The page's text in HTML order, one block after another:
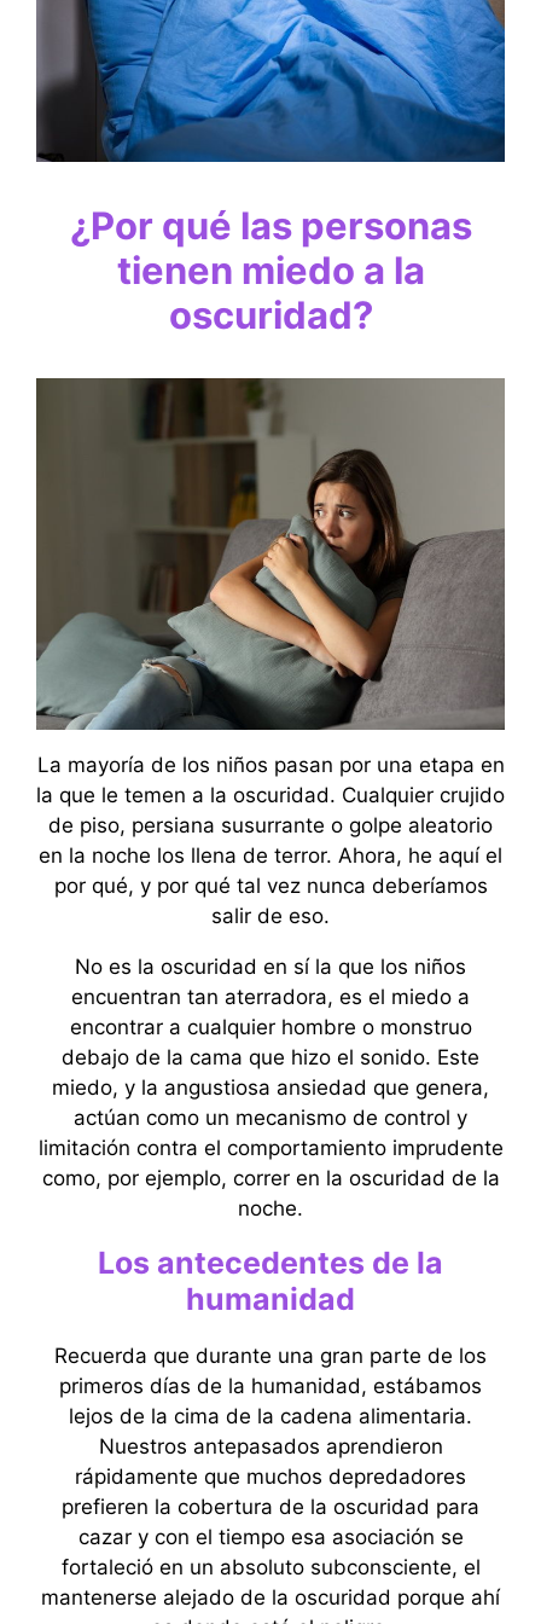
¿Por qué las personas
tienen miedo a la
oscuridad?
La mayoría de los niños pasan por una etapa en
la que le temen a la oscuridad. Cualquier crujido
de piso, persiana susurrante o golpe aleatorio
en la noche los llena de terror. Ahora, he aquí el
por qué, y por qué tal vez nunca deberíamos
salir de eso.
No es la oscuridad en sí la que los niños
encuentran tan aterradora, es el miedo a
encontrar a cualquier hombre o monstruo
debajo de la cama que hizo el sonido. Este
miedo, y la angustiosa ansiedad que genera,
actúan como un mecanismo de control y
limitación contra el comportamiento imprudente
como, por ejemplo, correr en la oscuridad de la
noche.
Los antecedentes de la
humanidad
Recuerda que durante una gran parte de los
primeros días de la humanidad, estábamos
lejos de la cima de la cadena alimentaria.
Nuestros antepasados ​​aprendieron
rápidamente que muchos depredadores
prefieren la cobertura de la oscuridad para
cazar y con el tiempo esa asociación se
fortaleció en un absoluto subconsciente, el
mantenerse alejado de la oscuridad porque ahí